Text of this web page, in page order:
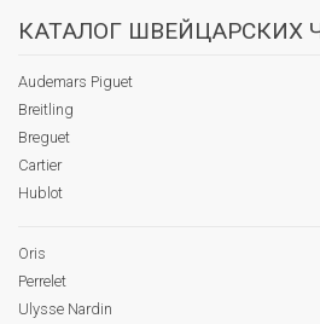
КАТАЛОГ ШВЕЙЦАРСКИХ
Audemars Piguet
Breitling
Breguet
Cartier
Hublot
Oris
Perrelet
Ulysse Nardin